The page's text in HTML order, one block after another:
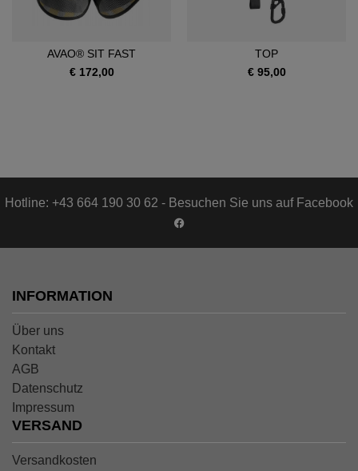
AVAO® SIT FAST
€ 172,00
TOP
€ 95,00
Hotline: +43 664 190 30 62 - Besuchen Sie uns auf Facebook
INFORMATION
Über uns
Kontakt
AGB
Datenschutz
Impressum
VERSAND
Versandkosten